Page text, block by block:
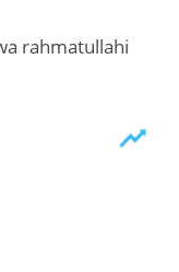
rahmatullahi